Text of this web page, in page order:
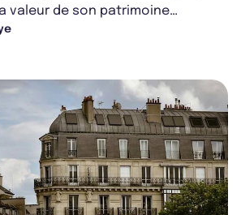
valeur de son patrimoine
à périmètre constan...